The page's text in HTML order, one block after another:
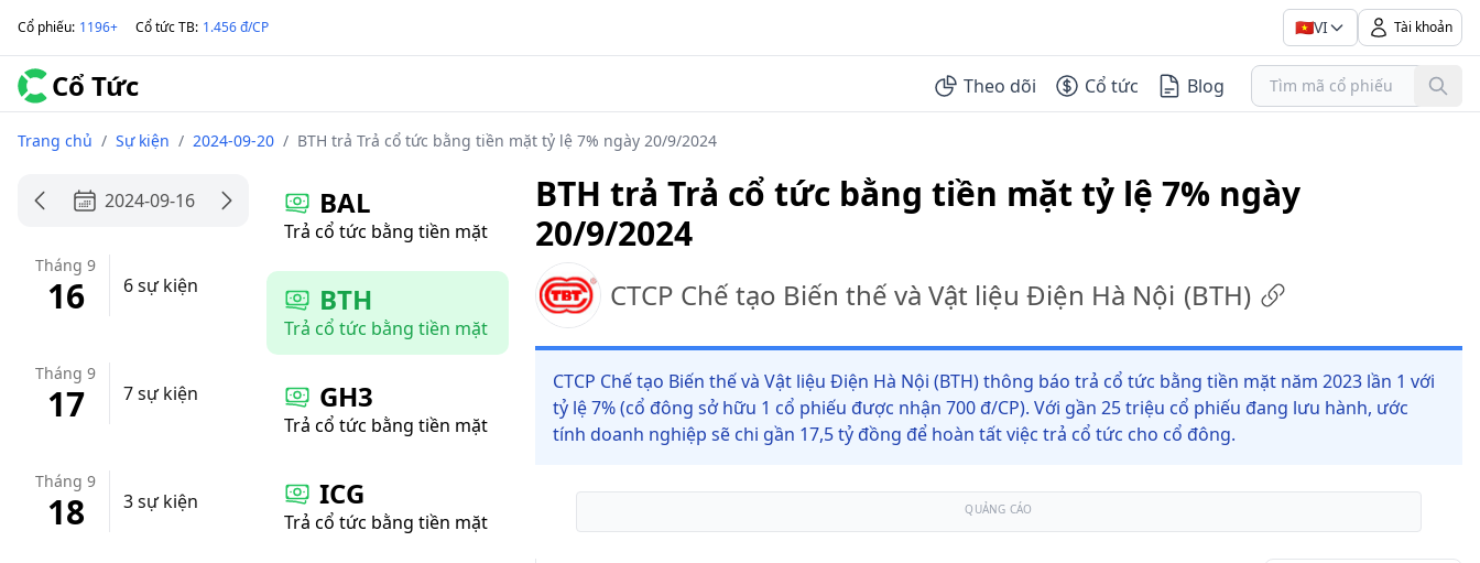
Cổ phiếu: 1196+ Cổ tức TB: 1.456 đ/CP 🇻🇳VI Tài khoản
Cổ Tức Theo dõi Cổ tức Blog
Trang chủ / Sự kiện / 2024-09-20 / BTH trả Trả cổ tức bằng tiền mặt tỷ lệ 7% ngày 20/9/2024
2024-09-16
Tháng 9
16 6 sự kiện
Tháng 9
17 7 sự kiện
Tháng 9
18 3 sự kiện
BAL
Trả cổ tức bằng tiền mặt
BTH
Trả cổ tức bằng tiền mặt
GH3
Trả cổ tức bằng tiền mặt
ICG
Trả cổ tức bằng tiền mặt
BTH trả Trả cổ tức bằng tiền mặt tỷ lệ 7% ngày
20/9/2024
CTCP Chế tạo Biến thế và Vật liệu Điện Hà Nội (BTH)
CTCP Chế tạo Biến thế và Vật liệu Điện Hà Nội (BTH) thông báo trả cổ tức bằng tiền mặt năm 2023 lần 1 với
tỷ lệ 7% (cổ đông sở hữu 1 cổ phiếu được nhận 700 đ/CP). Với gần 25 triệu cổ phiếu đang lưu hành, ước
tính doanh nghiệp sẽ chi gần 17,5 tỷ đồng để hoàn tất việc trả cổ tức cho cổ đông.
QUẢNG CÁO